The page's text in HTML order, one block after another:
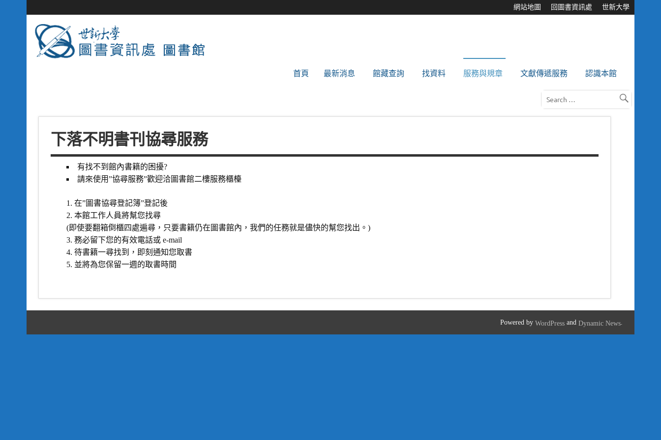
網站地圖 回圖書資訊處 世新大學
首頁 最新消息 館藏查詢 找資料 服務與規章 文獻傳遞服務 認識本館
下落不明書刊協尋服務
有找不到館內書籍的困擾?
請來使用”協尋服務”歡迎洽圖書館二樓服務櫃檯
在”圖書協尋登記簿”登記後
本館工作人員將幫您找尋
(即使要翻箱倒櫃四處遍尋，只要書籍仍在圖書館內，我們的任務就是儘快的幫您找出。)
務必留下您的有效電話或 e-mail
待書籍一尋找到，即刻通知您取書
並將為您保留一週的取書時間
Powered byWordPress andDynamic News